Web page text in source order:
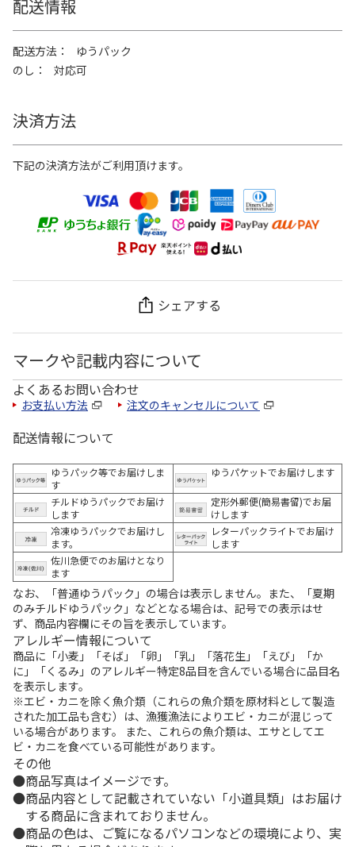
配送情報
配送方法
ゆうパック
のし
対応可
決済方法
下記の決済方法がご利用頂けます。
シェアする
マークや記載内容について
よくあるお問い合わせ
お支払い方法 注文のキャンセルについて
配送情報について
ゆうパック等でお届けしま
す
ゆうパケットでお届けします
チルドゆうパックでお届け
します
定形外郵便(簡易書留)でお届
けします
冷凍ゆうパックでお届けし
ます。
レターパックライトでお届け
します
佐川急便でのお届けとなり
ます
なお、「普通ゆうパック」の場合は表示しません。また、「夏期
のみチルドゆうパック」などとなる場合は、記号での表示はせ
ず、商品内容欄にその旨を表示しています。
アレルギー情報について
商品に「小麦」「そば」「卵」「乳」「落花生」「えび」「か
に」「くるみ」のアレルギー特定8品目を含んでいる場合に品目名
を表示します。
※エビ・カニを除く魚介類（これらの魚介類を原材料として製造
された加工品も含む）は、漁獲漁法によりエビ・カニが混じって
いる場合があります。 また、これらの魚介類は、エサとしてエ
ビ・カニを食べている可能性があります。
その他
商品写真はイメージです。
商品内容として記載されていない「小道具類」はお届け
する商品に含まれておりません。
商品の色は、ご覧になるパソコンなどの環境により、実